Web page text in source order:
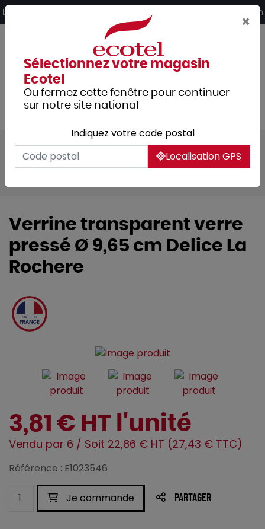
Livraison offerte dès 249€ HT d’achat et retrait 2h en magasin
Tous les produits
Arts de la table
Vaisselle
Verrine transparent verre
pressé Ø 9,65 cm Delice La
Rochere
3,81 € HT l'unité
Vendu par 6 / Soit 22,86 € HT (27,43 € TTC)
Référence : E1023546
Je commande PARTAGER
×
Sélectionnez votre magasin
Ecotel
Ou fermez cette fenêtre pour continuer
sur notre site national
Indiquez votre code postal
Localisation GPS
Panneau de gestion des cookies